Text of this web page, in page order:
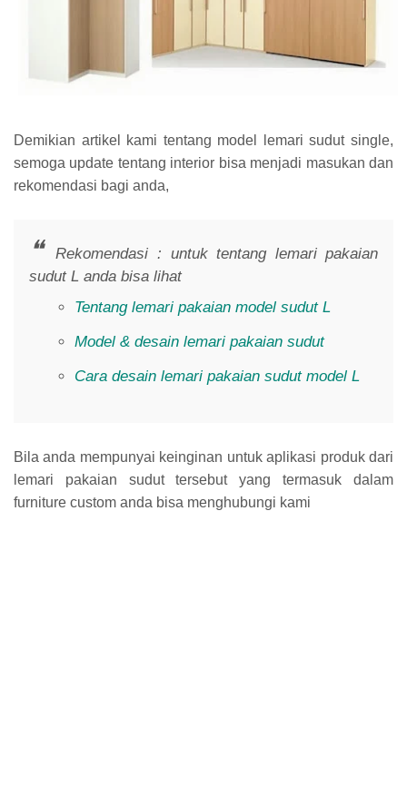
Demikian artikel kami tentang model lemari sudut single,
semoga update tentang interior bisa menjadi masukan dan
rekomendasi bagi anda,
Rekomendasi : untuk tentang lemari pakaian
sudut L anda bisa lihat
Tentang lemari pakaian model sudut L
Model & desain lemari pakaian sudut
Cara desain lemari pakaian sudut model L
Bila anda mempunyai keinginan untuk aplikasi produk dari
lemari pakaian sudut tersebut yang termasuk dalam
furniture custom anda bisa menghubungi kami